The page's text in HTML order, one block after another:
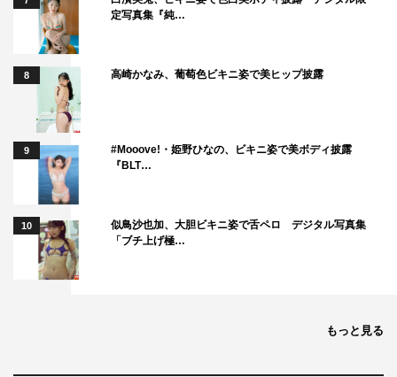
み、「もしご自身が宝くじで大金が当たったら？」と聞か
れると、林は「両親と弟に全部あげます。僕はあんまり執
着がないので、自分より家族に幸せになってもらいたい」
と答え、会場からは拍手が。そんな中、ニーナ役の田村の
「なによりも乾燥機付きの洗濯機が欲しい」というかわい
らしい回答に、Microが「大千穐楽が終わったら買ってあ
げるよ！」とメロメロで反応してしまう場面も。
最後は「人と人の分断や人種差別という、コロナ禍の今で
も起きていることが如実に描かれていて、この時代にとて
も必要なミュージカルです。1度と言わず、2度3度と足を
運んでいただけたら」とMicroが作品をアピール。
でやれているということに大きな意味があると思います。
定写真集『純…
8 高崎かなみ、葡萄色ビキニ姿で美ヒップ披露
9
#Mooove!・姫野ひなの、ビキニ姿で美ボディ披露
『BLT…
10
似鳥沙也加、大胆ビキニ姿で舌ペロ デジタル写真集
「ブチ上げ極…
もっと見る